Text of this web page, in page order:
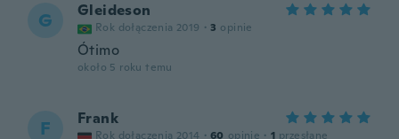
G Gleideson
Rok dołączenia 2019 · 3 opinie
Ótimo
około 5 roku temu
F Frank
Rok dołączenia 2014 · 60 opinie · 1 przesłane